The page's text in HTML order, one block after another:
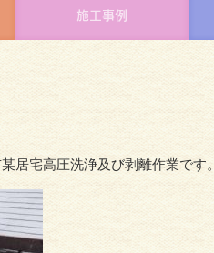
施工事例
居宅高圧洗浄及び剥離作業です。